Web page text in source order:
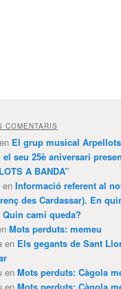
COMENTARIS
en El grup musical
el seu 25è aniversari
A BANDA”
en Informació referent al
des Cardassar). En
camí queda?
Mots perduts: memeu
en Els gegants de Sant
en Mots perduts: Càgola